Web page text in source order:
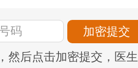
然后点击加密提交，医